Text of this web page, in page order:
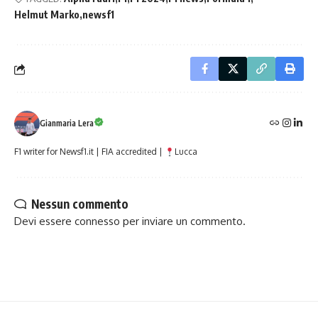
Helmut Marko newsf1
Gianmaria Lera
F1 writer for Newsf1.it | FIA accredited | Lucca
Nessun commento
Devi essere connesso per inviare un commento.